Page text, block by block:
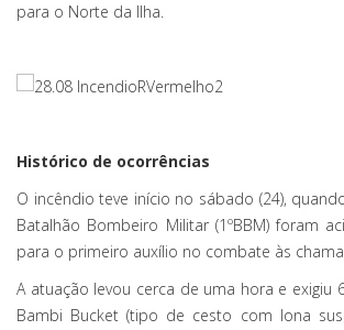
para o Norte da Ilha.
Histórico de ocorrências
O incêndio teve início no sábado (24),
Batalhão Bombeiro Militar (1ºBBM) foram
para o primeiro auxílio no combate às
A atuação levou cerca de uma hora e exigiu
Bambi Bucket (tipo de cesto com lona